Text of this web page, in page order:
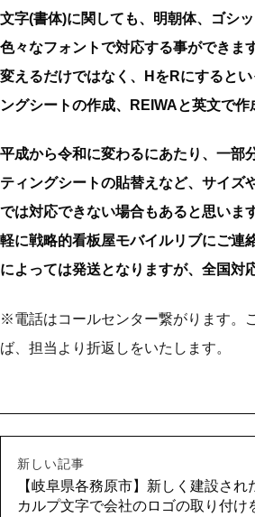
文字(書体)に関しても、明朝体、ゴシッ
色々なフォントで対応する事ができま
変えるだけではなく、HをRにすると
ングシートの作成、REIWAと英文で作
平成から令和に変わるにあたり、一部
ティングシートの貼替えなど、サイズ
では対応できない場合もあると思いま
軽に戦略的看板屋モバイルリブにご連
によっては発送となりますが、全国対
※電話はコールセンター繋がります。
ば、担当より折返しをいたします。
新しい記事
【岐阜県各務原市】新しく建設され
カルプ文字で会社のロゴの取り付け